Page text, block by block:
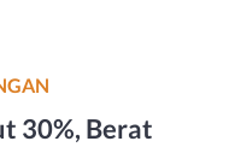
30%, Berat